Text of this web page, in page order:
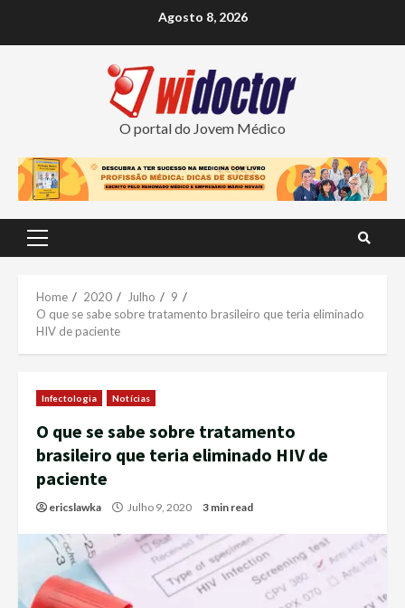
Agosto 8, 2026
O portal do Jovem Médico
Primary
Home 2020 Julho
9
O que se sabe sobre tratamento brasileiro que teria eliminado
HIV de paciente
Infectologia Notícias
O que se sabe sobre tratamento
brasileiro que teria eliminado HIV de
paciente
ericslawka Julho 9, 2020 3 min read